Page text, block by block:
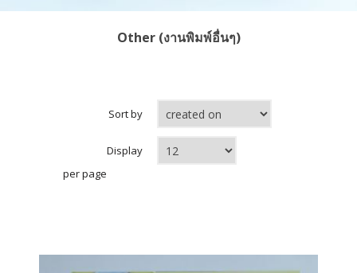
Other (งานพิมพ์อื่นๆ)
Sort by
Display
per page